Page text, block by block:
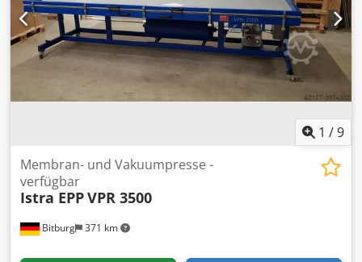
der Folie: ca. 1430 mm Dicke der Folie (mm) ca. 0,25 - 1
Druckkammer-Höhe (mm) max. bis 180 Anschlußwerte:
Installierte Leistung (kW) ca. 46 erforderlicher Luftdruck
(bar) ca. 8 Inklusive 3 x Paternostermagazine für
Folienrollen Hinweis: Die technischen Daten und
Beschreibungen sind Abschrift der damaligen
1 /9
Bitburg 371 km
Membran- und Vakuumpresse -
verfügbar
Istra EPPVPR 3500